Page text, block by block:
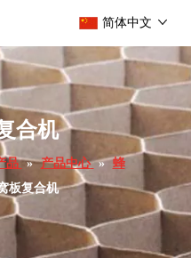
简体中文
合机
品 » 产品中心 » 蜂
板复合机
全自动纸蜂窝板机